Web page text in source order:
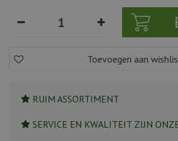
RUIM ASSORTIMENT
SERVICE EN KWALITEIT ZIJN